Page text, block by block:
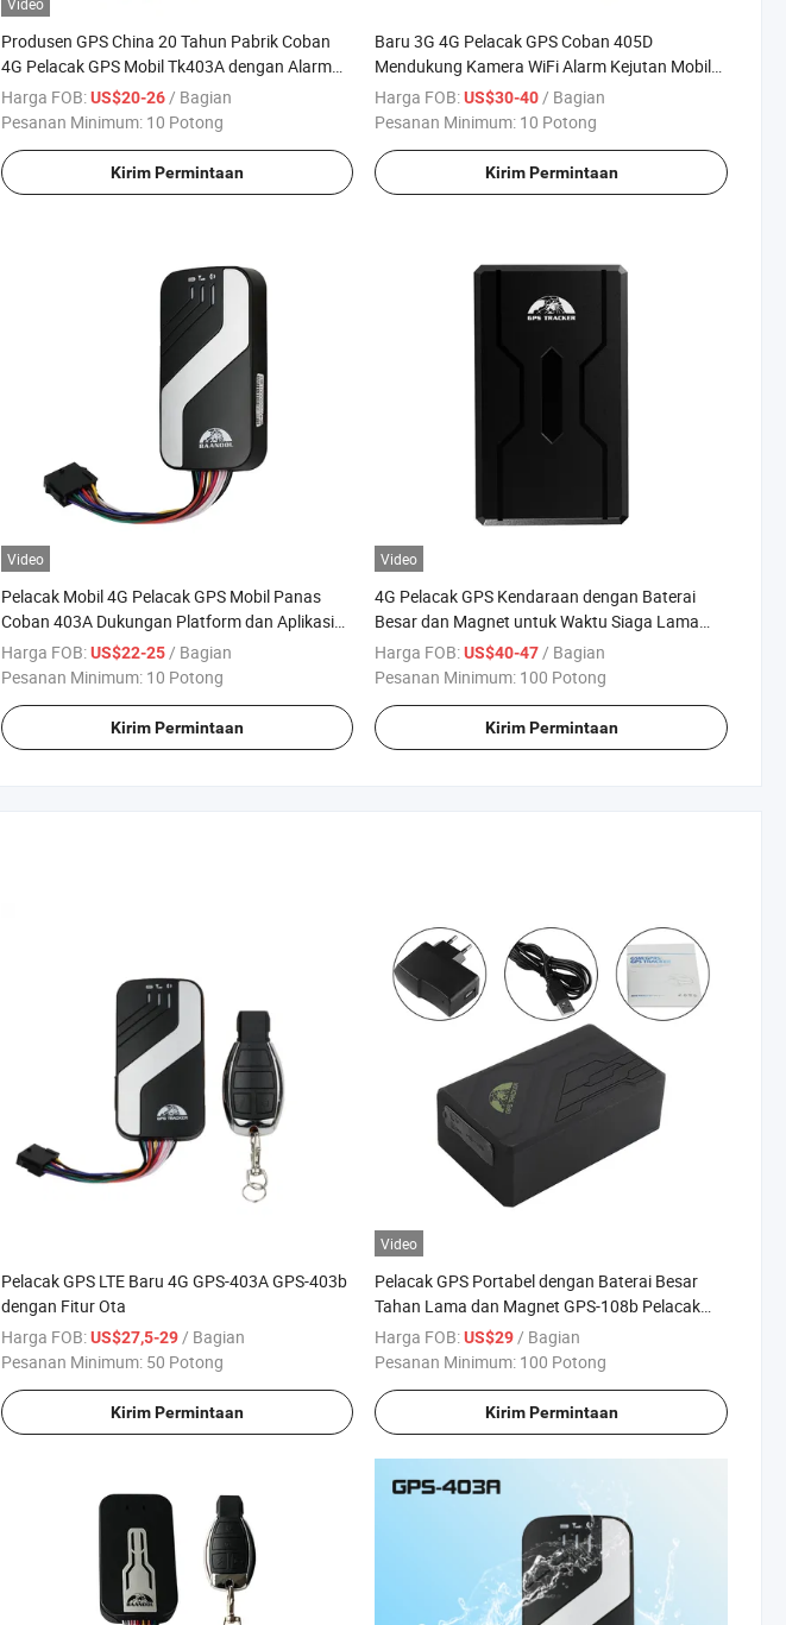
Video
Produsen GPS China 20 Tahun Pabrik Coban
4G Pelacak GPS Mobil Tk403A dengan Alarm
Pintu Akses untuk Perangkat Pelacakan
Kendaraan Pelacak GPS Mobil
Harga FOB:US$20-26/ Bagian
Pesanan Minimum: 10 Potong
Kirim Permintaan
Baru 3G 4G Pelacak GPS Coban 405D
Mendukung Kamera WiFi Alarm Kejutan Mobil
Pelacak GPS Perangkat Pelacakan Waktu
Nyata 4G GPS untuk Mobil
Harga FOB:US$30-40/ Bagian
Pesanan Minimum: 10 Potong
Kirim Permintaan
Video
Pelacak Mobil 4G Pelacak GPS Mobil Panas
Coban 403A Dukungan Platform dan Aplikasi
Gratis Perangkat Pelacakan GPS Waktu Nyata
4G GPS untuk Mobil
Harga FOB:US$22-25/ Bagian
Pesanan Minimum: 10 Potong
Kirim Permintaan
Video
4G Pelacak GPS Kendaraan dengan Baterai
Besar dan Magnet untuk Waktu Siaga Lama
408A Perangkat Pelacak dengan Tampilan
Lokasi Online dan Aplikasi Gratis GPS untuk
Harga FOB:US$40-47 / Bagian
Pesanan Minimum: 100 Potong
Kirim Permintaan
Pelacak GPS LTE Baru 4G GPS-403A GPS-403b
dengan Fitur Ota
Harga FOB:US$27,5-29 / Bagian
Pesanan Minimum: 50 Potong
Kirim Permintaan
Video
Pelacak GPS Portabel dengan Baterai Besar
Tahan Lama dan Magnet GPS-108b Pelacak
GPS Mobil Mendukung Penghentian Mesin
Perangkat Pelacak Lokasi
Harga FOB:US$29 / Bagian
Pesanan Minimum: 100 Potong
Kirim Permintaan